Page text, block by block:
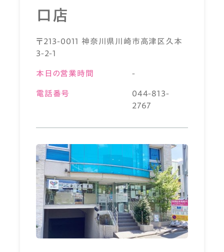
口店
〒213-0011 神奈川県川崎市高津区久本
3-2-1
本日の営業時間 -
電話番号
044-813-
2767